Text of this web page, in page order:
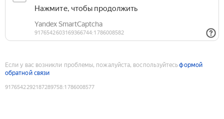
Если у вас возникли проблемы, пожалуйста, воспользуйтесьформой
обратной связи
9176542292187289758:1786008577